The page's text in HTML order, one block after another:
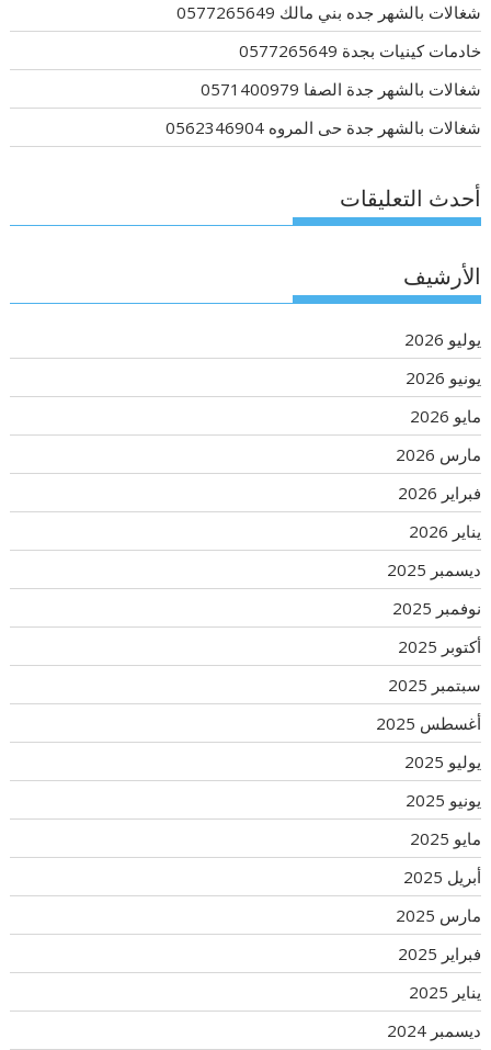
شغالات بالشهر جده بني مالك 0577265649
خادمات كينيات بجدة 0577265649
شغالات بالشهر جدة الصفا 0571400979
شغالات بالشهر جدة حى المروه 0562346904
أحدث التعليقات
الأرشيف
يوليو 2026
يونيو 2026
مايو 2026
مارس 2026
فبراير 2026
يناير 2026
ديسمبر 2025
نوفمبر 2025
أكتوبر 2025
سبتمبر 2025
أغسطس 2025
يوليو 2025
يونيو 2025
مايو 2025
أبريل 2025
مارس 2025
فبراير 2025
يناير 2025
ديسمبر 2024